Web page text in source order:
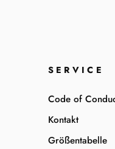
SERVICE
Code of
Kontakt
Größentabelle